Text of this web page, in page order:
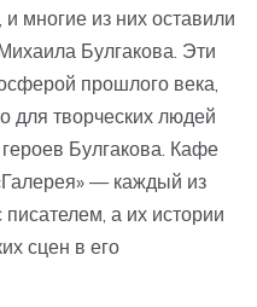
многие из них оставили
Булгакова. Эти
прошлого века,
для творческих людей
Булгакова. Кафе
— каждый из
а их истории
сцен в его